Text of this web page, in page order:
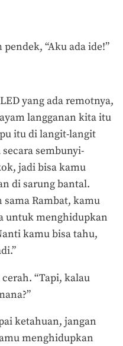
“Aku ada ide!”
yang ada remotnya,
langganan kita itu
itu di langit-langit
sembunyi-
jadi bisa kamu
di sarung bantal.
Rambat, kamu
untuk menghidupkan
kamu bisa tahu,
“Tapi, kalau
ketahuan, jangan
menghidupkan